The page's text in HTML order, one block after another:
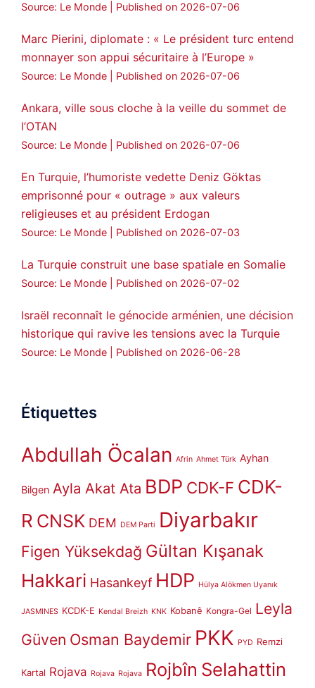
Source: Le Monde Published on 2026-07-06
Marc Pierini, diplomate : « Le président turc entend
monnayer son appui sécuritaire à l’Europe »
Source: Le Monde Published on 2026-07-06
Ankara, ville sous cloche à la veille du sommet de
l’OTAN
Source: Le Monde Published on 2026-07-06
En Turquie, l’humoriste vedette Deniz Göktas
emprisonné pour « outrage » aux valeurs
religieuses et au président Erdogan
Source: Le Monde Published on 2026-07-03
La Turquie construit une base spatiale en Somalie
Source: Le Monde Published on 2026-07-02
Israël reconnaît le génocide arménien, une décision
historique qui ravive les tensions avec la Turquie
Source: Le Monde Published on 2026-06-28
Étiquettes
Abdullah Öcalan Afrin Ahmet Türk Ayhan
Bilgen Ayla Akat Ata BDP CDK-F CDK-
R CNSK DEM DEM Parti Diyarbakır
Figen Yüksekdağ Gültan Kışanak
Hakkari Hasankeyf HDP Hülya Alökmen Uyanık
JASMINES KCDK-E Kendal Breizh KNK Kobanê Kongra-Gel Leyla
Güven Osman Baydemir PKK PYD Remzi
Kartal Rojava Rojava Rojava Rojbîn Selahattin